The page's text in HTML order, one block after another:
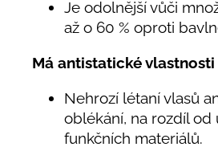
Je odolnější vůči
až o 60 % oproti
Má antistatické vlastnosti
Nehrozí létaní vlasů
oblékání, na rozdíl od
funkčních materiálů.